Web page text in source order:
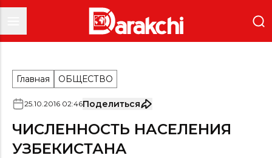
Главная ОБЩЕСТВО
25.10.2016 02:46Поделиться
ЧИСЛЕННОСТЬ НАСЕЛЕНИЯ
УЗБЕКИСТАНА